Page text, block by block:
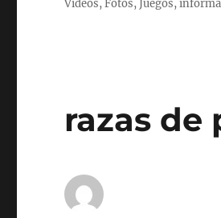
Videos, Fotos, Juegos,
razas de